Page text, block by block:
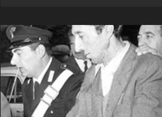
Amministrazione trasparente
2007